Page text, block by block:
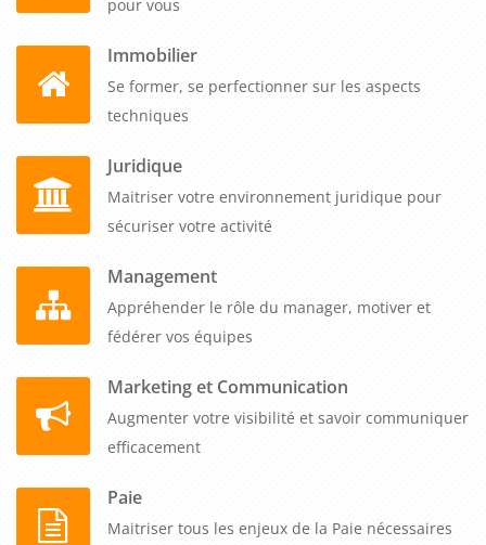
pour vous
Immobilier
Se former, se perfectionner sur les aspects
techniques
Juridique
Maitriser votre environnement juridique pour
sécuriser votre activité
Management
Appréhender le rôle du manager, motiver et
fédérer vos équipes
Marketing et Communication
Augmenter votre visibilité et savoir communiquer
efficacement
Paie
Maitriser tous les enjeux de la Paie nécessaires